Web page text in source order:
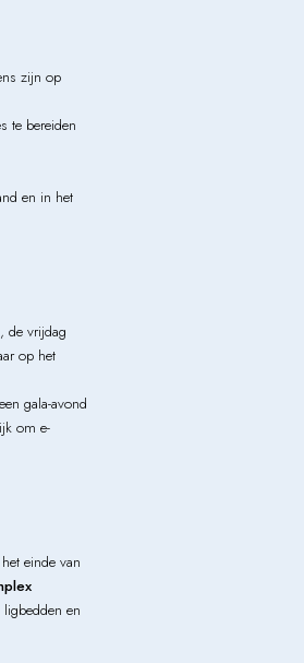
zijn op
te bereiden
en in het
de vrijdag
op het
gala-avond
om e-
einde van
en